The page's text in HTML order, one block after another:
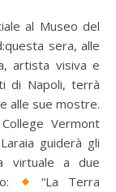
sera, alle
artista visiva e
di Napoli, terrà
alle sue mostre.
Vermont
guiderà gli
virtuale a due
“La Terra